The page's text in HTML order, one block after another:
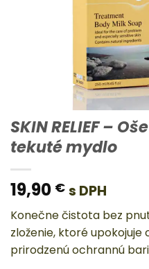
SKIN RELIEF –
tekuté mydlo
19,90 € s DPH
Konečne čistota bez
zloženie, ktoré upokojuje
prirodzenú ochrannú